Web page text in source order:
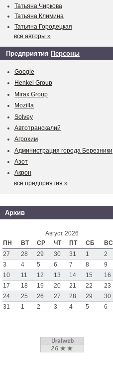
Татьяна Чиркова
Татьяна Климина
Татьяна Городецкая
все авторы »
Предприятия Персоны
Google
Henkel Group
Mirax Group
Mozilla
Solvey
Автотранскалий
Агрохим
Администрация города Березники
Азот
Акрон
все предприятия »
Архив
Август 2026
ПН
ВТ СР ЧТ ПТ СБ
ВС
27
28 29 30 31 1
2
3
4 5 6 7 8
9
10
11 12 13 14 15
16
17
18 19 20 21 22
23
24
25 26 27 28 29
30
31
1 2 3 4 5 6